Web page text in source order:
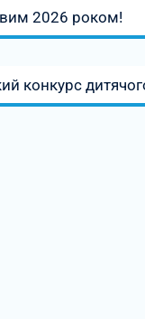
2026 роком!
конкурс